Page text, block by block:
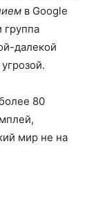
в Google
группа
далекой
80
мир не на